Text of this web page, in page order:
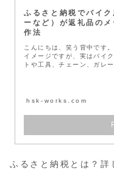
ふるさと納税でバイ
ーなど）が返礼品の
作法
こんにちは、笑う背中です
イメージですが、実はバイ
トや工具、チェーン、ガレ
hsk-works.com
ふるさと納税とは？詳